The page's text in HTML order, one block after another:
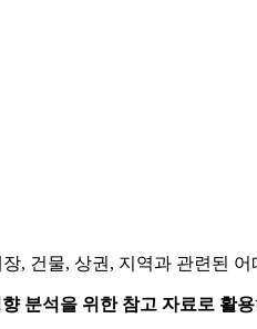
장, 건물, 상권, 지역과 관련된
분석을 위한 참고 자료로 활용